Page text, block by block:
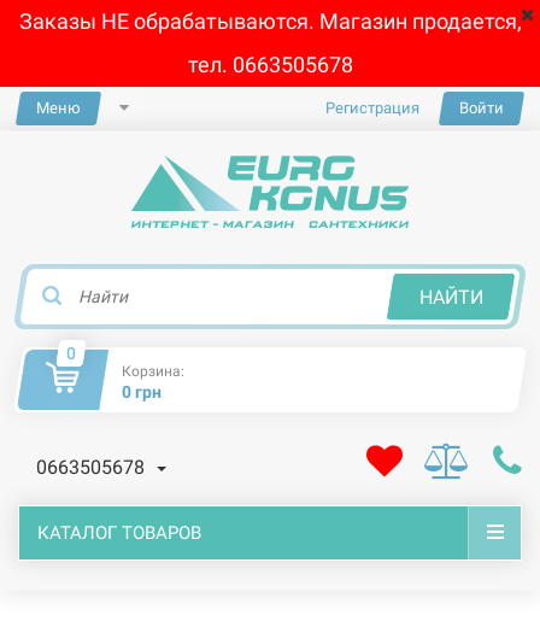
Заказы НЕ обрабатываются. Магазин продается,
тел. 0663505678
Меню Регистрация Войти
НАЙТИ
0
Корзина:
0 грн
0663505678
КАТАЛОГ ТОВАРОВ